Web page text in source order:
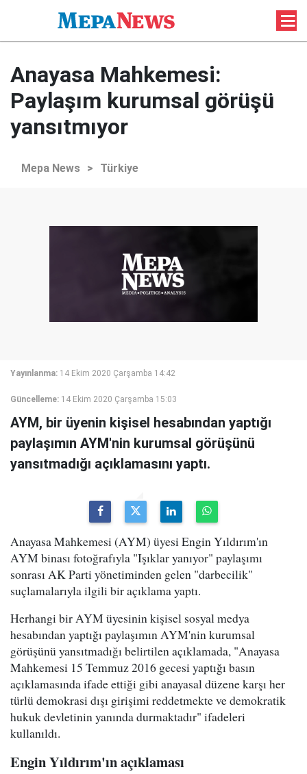
Anayasa Mahkemesi:
Paylaşım kurumsal görüşü
yansıtmıyor
Mepa News > Türkiye
Yayınlanma: 14 Ekim 2020 Çarşamba 14:42
Güncelleme: 14 Ekim 2020 Çarşamba 15:03
AYM, bir üyenin kişisel hesabından yaptığı
paylaşımın AYM'nin kurumsal görüşünü
yansıtmadığı açıklamasını yaptı.
Anayasa Mahkemesi (AYM) üyesi Engin Yıldırım'ın
AYM binası fotoğrafıyla "Işıklar yanıyor" paylaşımı
sonrası AK Parti yönetiminden gelen "darbecilik"
suçlamalarıyla ilgili bir açıklama yaptı.
Herhangi bir AYM üyesinin kişisel sosyal medya
hesabından yaptığı paylaşımın AYM'nin kurumsal
görüşünü yansıtmadığı belirtilen açıklamada, "Anayasa
Mahkemesi 15 Temmuz 2016 gecesi yaptığı basın
açıklamasında ifade ettiği gibi anayasal düzene karşı her
türlü demokrasi dışı girişimi reddetmekte ve demokratik
hukuk devletinin yanında durmaktadır" ifadeleri
kullanıldı.
Engin Yıldırım'ın açıklaması